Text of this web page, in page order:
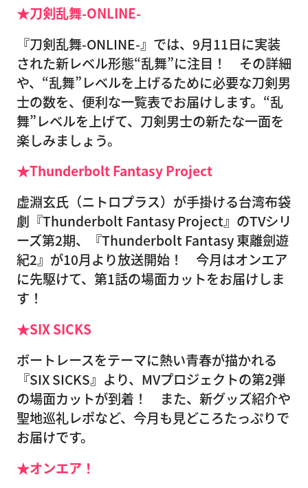
★刀剣乱舞-ONLINE-
『刀剣乱舞-ONLINE-』では、9月11日に実装
された新レベル形態“乱舞”に注目！ その詳細
や、“乱舞”レベルを上げるために必要な刀剣男
士の数を、便利な一覧表でお届けします。“乱
舞”レベルを上げて、刀剣男士の新たな一面を
楽しみましょう。
★Thunderbolt Fantasy Project
虚淵玄氏（ニトロプラス）が手掛ける台湾布袋
劇『Thunderbolt Fantasy Project』のTVシリ
ーズ第2期、『Thunderbolt Fantasy 東離劍遊
紀2』が10月より放送開始！ 今月はオンエア
に先駆けて、第1話の場面カットをお届けしま
す！
★SIX SICKS
ボートレースをテーマに熱い青春が描かれる
『SIX SICKS』より、MVプロジェクトの第2弾
の場面カットが到着！ また、新グッズ紹介や
聖地巡礼レポなど、今月も見どころたっぷりで
お届けです。
★オンエア！